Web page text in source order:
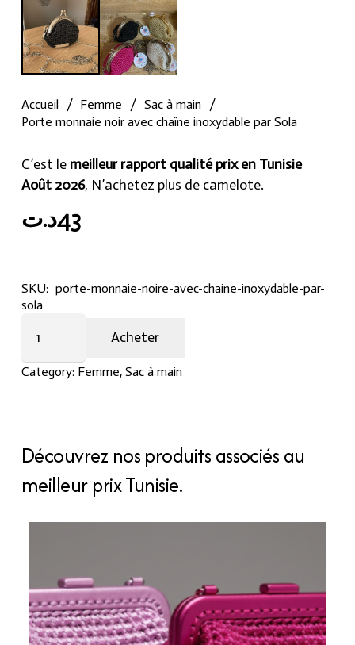
Accueil / Femme / Sac à main /
Porte monnaie noir avec chaîne inoxydable par Sola
C’est le meilleur rapport qualité prix en Tunisie
Août 2026, N’achetez plus de camelote.
43د.ت
SKU: porte-monnaie-noire-avec-chaine-inoxydable-par-
sola
monnaie
noir
inoxydable
par
Sola
quantity
Acheter
Category: Femme, Sac à main
Découvrez nos produits associés au
meilleur prix Tunisie.